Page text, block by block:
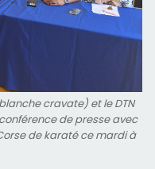
cravate) et le DTN
de presse avec
de karaté ce mardi à